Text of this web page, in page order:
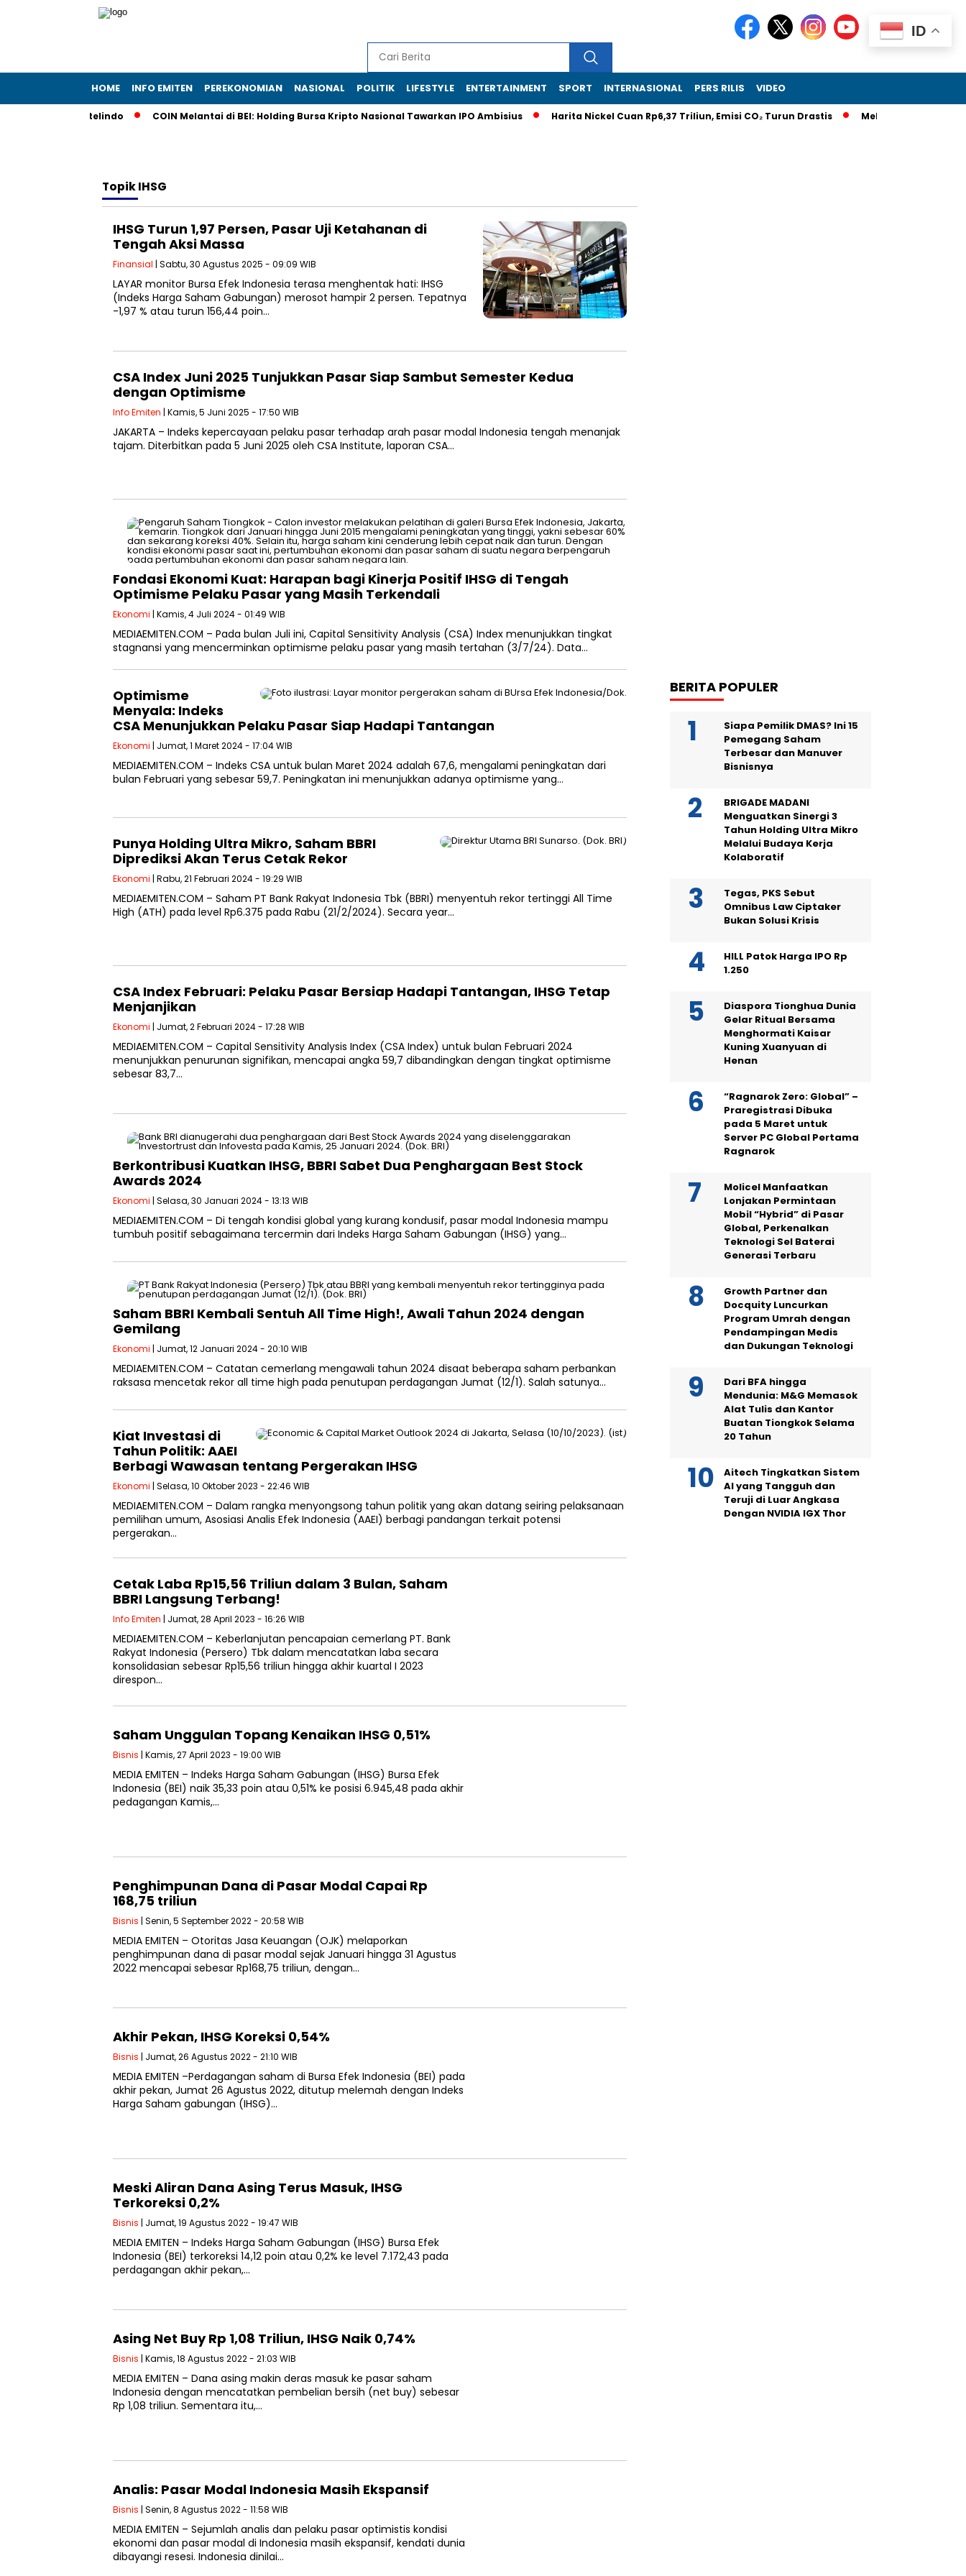
HOME INFO EMITEN PEREKONOMIAN NASIONAL POLITIK LIFESTYLE ENTERTAINMENT SPORT INTERNASIONAL PERS RILIS VIDEO
Protelindo COIN Melantai di BEI: Holding Bursa Kripto Nasional Tawarkan IPO Ambisius Harita Nickel Cuan Rp6,37 Triliun, Emisi CO₂ Turun Drastis Melalui RIIFO Home,
TopikIHSG
IHSG Turun 1,97 Persen, Pasar Uji Ketahanan di
Tengah Aksi Massa
Finansial | Sabtu, 30 Agustus 2025 - 09:09 WIB
LAYAR monitor Bursa Efek Indonesia terasa menghentak hati: IHSG
(Indeks Harga Saham Gabungan) merosot hampir 2 persen. Tepatnya
-1,97 % atau turun 156,44 poin…
CSA Index Juni 2025 Tunjukkan Pasar Siap Sambut Semester Kedua
dengan Optimisme
Info Emiten | Kamis, 5 Juni 2025 - 17:50 WIB
JAKARTA – Indeks kepercayaan pelaku pasar terhadap arah pasar modal Indonesia tengah menanjak
tajam. Diterbitkan pada 5 Juni 2025 oleh CSA Institute, laporan CSA…
Fondasi Ekonomi Kuat: Harapan bagi Kinerja Positif IHSG di Tengah
Optimisme Pelaku Pasar yang Masih Terkendali
Ekonomi | Kamis, 4 Juli 2024 - 01:49 WIB
MEDIAEMITEN.COM – Pada bulan Juli ini, Capital Sensitivity Analysis (CSA) Index menunjukkan tingkat
stagnansi yang mencerminkan optimisme pelaku pasar yang masih tertahan (3/7/24). Data…
Optimisme
Menyala: Indeks
CSA Menunjukkan Pelaku Pasar Siap Hadapi Tantangan
Ekonomi | Jumat, 1 Maret 2024 - 17:04 WIB
MEDIAEMITEN.COM – Indeks CSA untuk bulan Maret 2024 adalah 67,6, mengalami peningkatan dari
bulan Februari yang sebesar 59,7. Peningkatan ini menunjukkan adanya optimisme yang…
Punya Holding Ultra Mikro, Saham BBRI
Diprediksi Akan Terus Cetak Rekor
Ekonomi | Rabu, 21 Februari 2024 - 19:29 WIB
MEDIAEMITEN.COM – Saham PT Bank Rakyat Indonesia Tbk (BBRI) menyentuh rekor tertinggi All Time
High (ATH) pada level Rp6.375 pada Rabu (21/2/2024). Secara year…
CSA Index Februari: Pelaku Pasar Bersiap Hadapi Tantangan, IHSG Tetap
Menjanjikan
Ekonomi | Jumat, 2 Februari 2024 - 17:28 WIB
MEDIAEMITEN.COM – Capital Sensitivity Analysis Index (CSA Index) untuk bulan Februari 2024
menunjukkan penurunan signifikan, mencapai angka 59,7 dibandingkan dengan tingkat optimisme
sebesar 83,7…
Berkontribusi Kuatkan IHSG, BBRI Sabet Dua Penghargaan Best Stock
Awards 2024
Ekonomi | Selasa, 30 Januari 2024 - 13:13 WIB
MEDIAEMITEN.COM – Di tengah kondisi global yang kurang kondusif, pasar modal Indonesia mampu
tumbuh positif sebagaimana tercermin dari Indeks Harga Saham Gabungan (IHSG) yang…
Saham BBRI Kembali Sentuh All Time High!, Awali Tahun 2024 dengan
Gemilang
Ekonomi | Jumat, 12 Januari 2024 - 20:10 WIB
MEDIAEMITEN.COM – Catatan cemerlang mengawali tahun 2024 disaat beberapa saham perbankan
raksasa mencetak rekor all time high pada penutupan perdagangan Jumat (12/1). Salah satunya…
Kiat Investasi di
Tahun Politik: AAEI
Berbagi Wawasan tentang Pergerakan IHSG
Ekonomi | Selasa, 10 Oktober 2023 - 22:46 WIB
MEDIAEMITEN.COM – Dalam rangka menyongsong tahun politik yang akan datang seiring pelaksanaan
pemilihan umum, Asosiasi Analis Efek Indonesia (AAEI) berbagi pandangan terkait potensi
pergerakan…
Cetak Laba Rp15,56 Triliun dalam 3 Bulan, Saham
BBRI Langsung Terbang!
Info Emiten | Jumat, 28 April 2023 - 16:26 WIB
MEDIAEMITEN.COM – Keberlanjutan pencapaian cemerlang PT. Bank Rakyat Indonesia (Persero) Tbk
dalam mencatatkan laba secara konsolidasian sebesar Rp15,56 triliun hingga akhir kuartal I 2023
direspon…
Saham Unggulan Topang Kenaikan IHSG 0,51%
Bisnis | Kamis, 27 April 2023 - 19:00 WIB
MEDIA EMITEN – Indeks Harga Saham Gabungan (IHSG) Bursa Efek Indonesia (BEI) naik 35,33 poin atau
0,51% ke posisi 6.945,48 pada akhir pedagangan Kamis,…
Penghimpunan Dana di Pasar Modal Capai Rp
168,75 triliun
Bisnis | Senin, 5 September 2022 - 20:58 WIB
MEDIA EMITEN – Otoritas Jasa Keuangan (OJK) melaporkan penghimpunan dana di pasar modal sejak
Januari hingga 31 Agustus 2022 mencapai sebesar Rp168,75 triliun, dengan…
Akhir Pekan, IHSG Koreksi 0,54%
MEDIA EMITEN –Perdagangan saham di Bursa Efek Indonesia (BEI) pada
akhir pekan, Jumat 26 Agustus 2022, ditutup melemah dengan Indeks Harga Saham gabungan (IHSG)
…
Terkoreksi 0,2%
Bisnis| Jumat, 19 Agustus 2022 - 19:47 WIB
MEDIA EMITEN – Indeks Harga Saham Gabungan (IHSG) Bursa Efek Indonesia (BEI) terkoreksi 14,12 poin
atau 0,2% ke level 7.172,43 pada perdagangan akhir pekan,…
Bisnis| Kamis, 18 Agustus 2022 - 21:03 WIB
MEDIA EMITEN – Dana asing makin deras masuk ke pasar saham Indonesia dengan mencatatkan
pembelian bersih (net buy) sebesar Rp 1,08 triliun. Sementara itu,…
Bisnis| Senin, 8 Agustus 2022 - 11:58 WIB
MEDIA EMITEN – Sejumlah analis dan pelaku pasar optimistis kondisi ekonomi dan pasar modal di
Indonesia masih ekspansif, kendati dunia dibayangi resesi. Indonesia dinilai…
BERITA POPULER
Siapa Pemilik DMAS? Ini 15
Pemegang Saham
Terbesar dan Manuver
Bisnisnya
BRIGADE MADANI
Menguatkan Sinergi 3
Tahun Holding Ultra Mikro
Melalui Budaya Kerja
Kolaboratif
Tegas, PKS Sebut
Omnibus Law Ciptaker
Bukan Solusi Krisis
HILL Patok Harga IPO Rp
1.250
Diaspora Tionghua Dunia
Gelar Ritual Bersama
Menghormati Kaisar
Kuning Xuanyuan di
Henan
“Ragnarok Zero: Global” –
Praregistrasi Dibuka
pada 5 Maret untuk
Server PC Global Pertama
Ragnarok
Molicel Manfaatkan
Lonjakan Permintaan
Mobil “Hybrid” di Pasar
Global, Perkenalkan
Teknologi Sel Baterai
Generasi Terbaru
Growth Partner dan
Docquity Luncurkan
Program Umrah dengan
Pendampingan Medis
dan Dukungan Teknologi
Dari BFA hingga
Mendunia: M&G Memasok
Alat Tulis dan Kantor
Buatan Tiongkok Selama
20 Tahun
Aitech Tingkatkan Sistem
AI yang Tangguh dan
Teruji di Luar Angkasa
Dengan NVIDIA IGX Thor
ID